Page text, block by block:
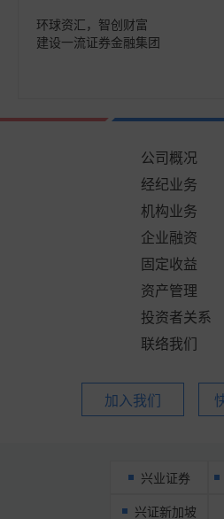
环球资汇，智创财富
建设一流证券金融集团
公司概况
公司简介
业务简介
发展历程
企业视频
传媒报道
经纪业务
开户说明
证券期货
私人财富管
表格下载
跨境理财通
机构业务
客户范围
产品及服务
企业融资
上市保荐
财务顾问
股票资本市
固定收益
债券资本市
结构融资
资产管理
业务介绍
投研体系
业务范围
最新资讯
投资者关系
概况
招股文件
公告
联络我们
加入我们
兴业证券
兴证新加坡